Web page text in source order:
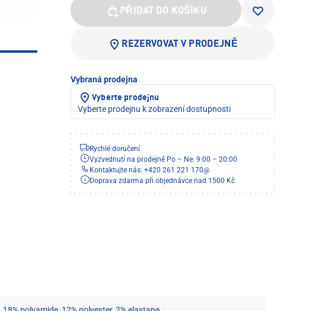
PŘIDAT DO KOŠÍKU
REZERVOVAT V PRODEJNĚ
Vybraná prodejna
Vyberte prodejnu
Vyberte prodejnu k zobrazení dostupnosti
Rychlé doručení
Vyzvednutí na prodejně Po – Ne: 9:00 – 20:00
Kontaktujte nás: +420 261 221 170@
Doprava zdarma při objednávce nad 1500 Kč